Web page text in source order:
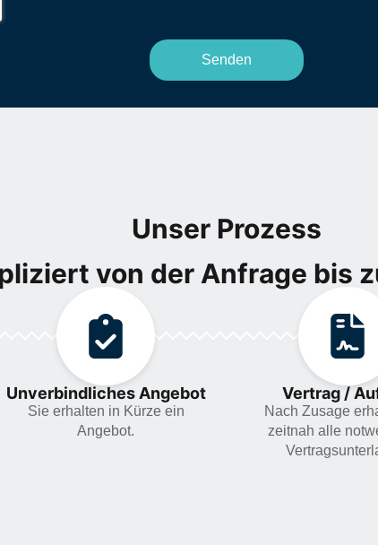
Unser Prozess
von der Anfrage bis
Unverbindliches Angebot
Sie erhalten in Kürze ein
Angebot.
Vertrag /
Nach Zusage
zeitnah alle